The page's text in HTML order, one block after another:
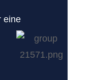
eine